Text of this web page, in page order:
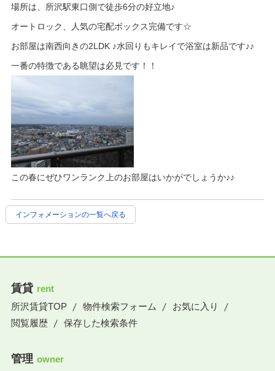
場所は、所沢駅東口側で徒歩6分の好立地♪
オートロック、人気の宅配ボックス完備です☆
お部屋は南西向きの2LDK ♪水回りもキレイで浴室は新品です♪♪
一番の特徴である眺望は必見です！！
この春にぜひワンランク上のお部屋はいかがでしょうか♪♪
インフォメーションの一覧へ戻る
賃貸 rent
所沢賃貸TOP
物件検索フォーム
お気に入り
閲覧履歴
保存した検索条件
管理 owner